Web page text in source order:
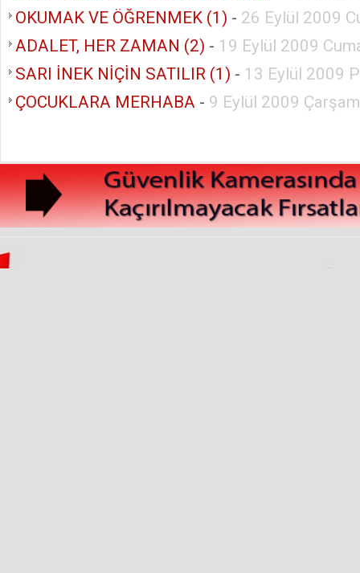
OKUMAK VE ÖĞRENMEK (1) - 26 Eylül 2009
ADALET, HER ZAMAN (2) - 19 Eylül 2009
SARI İNEK NİÇİN SATILIR (1) - 13 Eylül 2009
ÇOCUKLARA MERHABA - 9 Eylül 2009